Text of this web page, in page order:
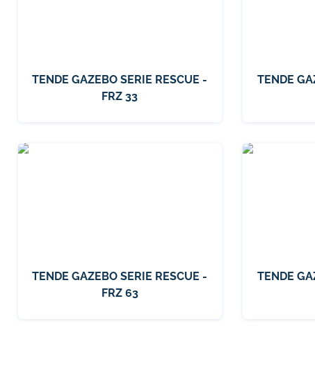
TENDE GAZEBO SERIE RESCUE -
FRZ 33
TENDE
TENDE GAZEBO SERIE RESCUE -
FRZ 63
TENDE